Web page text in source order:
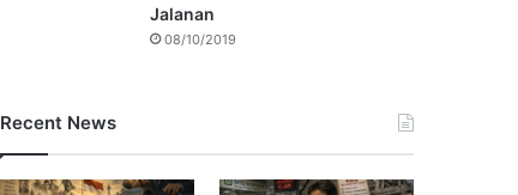
Jalanan
08/10/2019
Recent News